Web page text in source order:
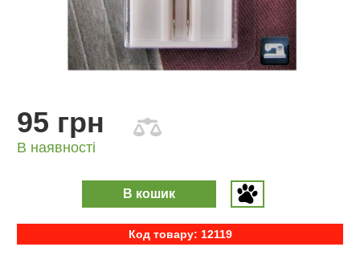
95 грн
В наявності
В кошик
Код товару: 12119